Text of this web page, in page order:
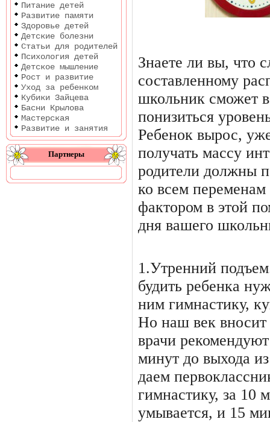
Питание детей
Развитие памяти
Здоровье детей
Детские болезни
Статьи для родителей
Психология детей
Детское мышление
Рост и развитие
Уход за ребенком
Кубики Зайцева
Басни Крылова
Мастерская
Развитие и занятия
Партнеры
Знаете ли вы, что
составленному
школьник сможет
понизиться
Ребенок вырос,
получать массу
родители должны
ко всем
фактором в этой
дня вашего
1.Утренний
будить ребенка
ним гимнастику,
Но наш век вносит
врачи
минут до выхода
даем
гимнастику, за 10
умывается, и 15